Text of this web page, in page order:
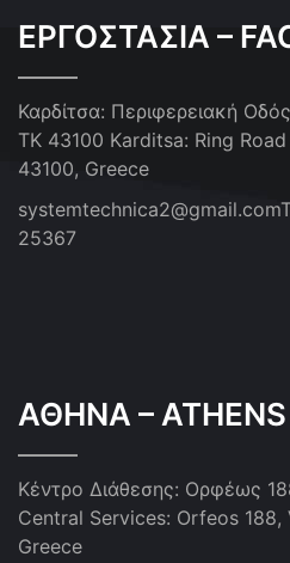
ΕΡΓΟΣΤΑΣΙΑ –
Καρδίτσα: Περιφερειακή
ΤΚ 43100 Karditsa: Ring
43100, Greece
systemtechnica2@gmail.com
25367
ΑΘΗΝΑ – ATHENS
Κέντρο Διάθεσης: Ορφέως
Central Services: Orfeos 188,
Greece